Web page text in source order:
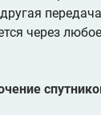
через